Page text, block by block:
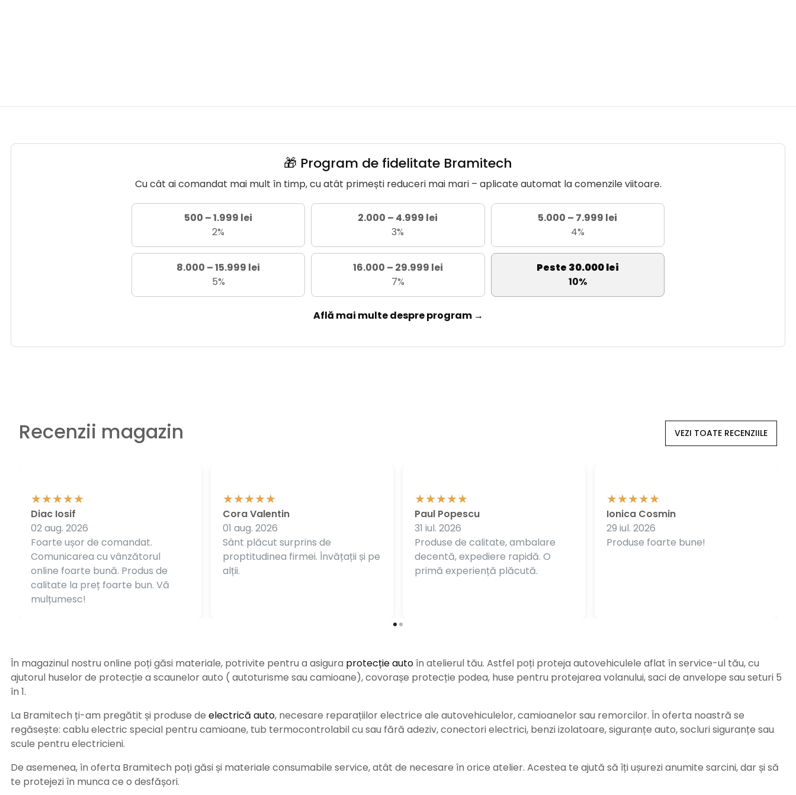
🎁 Program de fidelitate Bramitech
Cu cât ai comandat mai mult în timp, cu atât primești reduceri mai mari – aplicate automat la comenzile viitoare.
500 – 1.999 lei
2%
2.000 – 4.999 lei
3%
5.000 – 7.999 lei
4%
8.000 – 15.999 lei
5%
16.000 – 29.999 lei
7%
Peste 30.000 lei
10%
Află mai multe despre program →
Recenzii magazin VEZI TOATE RECENZIILE
Foarte ușor de comandat.
Comunicarea cu vânzătorul
online foarte bună. Produs de
calitate la preț foarte bun. Vă
mulțumesc!
Diac Iosif
02 aug. 2026
Sânt plăcut surprins de
proptitudinea firmei. Învățații și pe
alții.
Cora Valentin
01 aug. 2026
Produse de calitate, ambalare
decentă, expediere rapidă. O
primă experiență plăcută.
Paul Popescu
31 iul. 2026
Produse foarte bune!
Ionica Cosmin
29 iul. 2026
În magazinul nostru online poți găsi materiale, potrivite pentru a asigura protecție autoîn atelierul tău. Astfel poți proteja autovehiculele aflat în service-ul tău, cu
ajutorul huselor de protecție a scaunelor auto ( autoturisme sau camioane), covorașe protecție podea, huse pentru protejarea volanului, saci de anvelope sau seturi 5
în 1.
La Bramitech ți-am pregătit și produse de electrică auto, necesare reparațiilor electrice ale autovehiculelor, camioanelor sau remorcilor. În oferta noastră se
regăsește: cablu electric special pentru camioane, tub termocontrolabil cu sau fără adeziv, conectori electrici, benzi izolatoare, siguranțe auto, socluri siguranțe sau
scule pentru electricieni.
De asemenea, în oferta Bramitech poți găsi și materiale consumabile service, atât de necesare în orice atelier. Acestea te ajută să îți ușurezi anumite sarcini, dar și să
te protejezi în munca ce o desfășori.